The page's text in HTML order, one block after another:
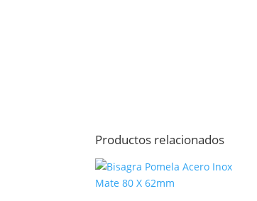
Productos relacionados